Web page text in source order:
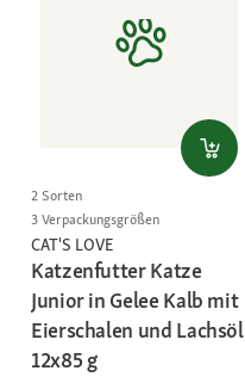
2 Sorten
3 Verpackungsgrößen
CAT'S LOVE
Katzenfutter Katze
Junior in Gelee Kalb mit
Eierschalen und Lachsöl
12x85 g